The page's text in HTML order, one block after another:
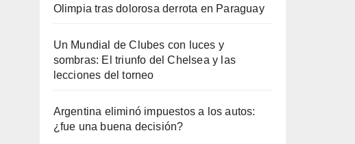
Olimpia tras dolorosa derrota en Paraguay
Un Mundial de Clubes con luces y
sombras: El triunfo del Chelsea y las
lecciones del torneo
Argentina eliminó impuestos a los autos:
¿fue una buena decisión?